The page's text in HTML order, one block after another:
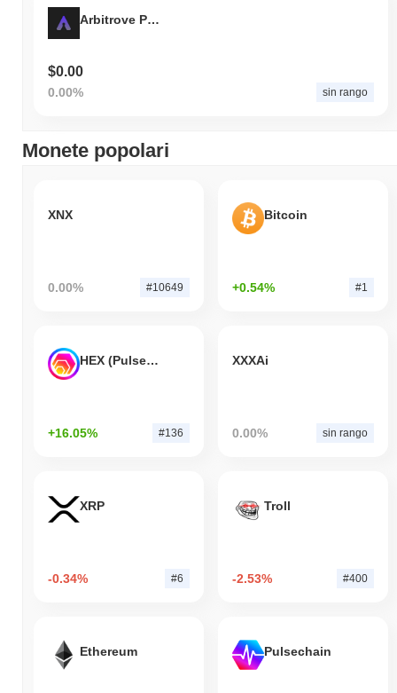
Arbitrove Protocol
$0.00
0.00% sin rango
Monete popolari
XNX
0.00% #10649
Bitcoin
+0.54% #1
HEX (Pulsechain)
+16.05% #136
XXXAi
0.00% sin rango
XRP
-0.34% #6
Troll
-2.53% #400
Ethereum Pulsechain